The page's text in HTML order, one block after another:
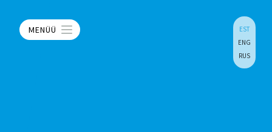
MENÜÜ
EST
ENG
RUS